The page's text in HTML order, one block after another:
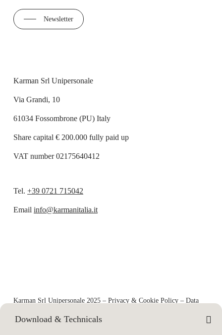
Download & Technicals
Newsletter
Karman Srl Unipersonale
Via Grandi, 10
61034 Fossombrone (PU) Italy
Share capital € 200.000 fully paid up
VAT number 02175640412
Tel.+39 0721 715042
Emailinfo@karmanitalia.it
Karman Srl Unipersonale 2025 – Privacy & Cookie Policy– Data